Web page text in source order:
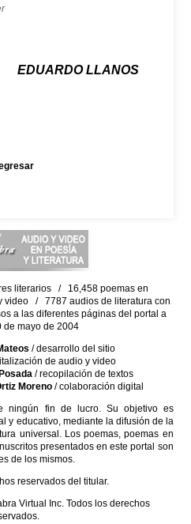
EDUARDO LLANOS
literarios / 16,458 poemas en
/ 7787 audios de literatura con
a las diferentes páginas del portal a
de mayo de 2004
/ desarrollo del sitio
de audio y video
/ recopilación de textos
Moreno/ colaboración digital
ningún fin de lucro. Su objetivo es
y educativo, mediante la difusión de la
universal. Los poemas, poemas en
presentados en este portal son
de los mismos.
reservados del titular.
Virtual Inc. Todos los derechos